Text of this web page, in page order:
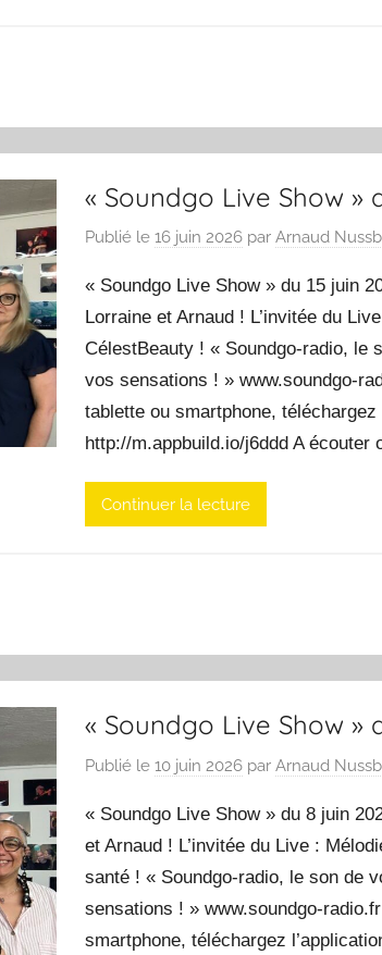
« Soundgo Live Show »
Publié le 16 juin 2026par Arnaud
« Soundgo Live Show » du 15 juin
Lorraine et Arnaud ! L’invitée du
CélestBeauty ! « Soundgo-radio, le
vos sensations ! » www.soundgo-
tablette ou smartphone, téléchargez
http://m.appbuild.io/j6ddd A écouter
Continuer la lecture
« Soundgo Live Show »
Publié le 10 juin 2026par Arnaud
« Soundgo Live Show » du 8 juin
et Arnaud ! L’invitée du Live :
santé ! « Soundgo-radio, le son de
sensations ! » www.soundgo-
smartphone, téléchargez